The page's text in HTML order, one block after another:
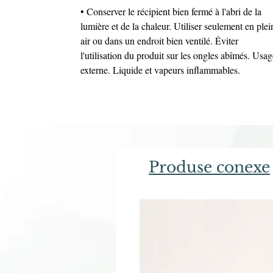
• Conserver le récipient bien fermé à l'abri de la
lumière et de la chaleur. Utiliser seulement en
air ou dans un endroit bien ventilé. Éviter
l'utilisation du produit sur les ongles abîmés.
externe. Liquide et vapeurs inflammables.
Produse conexe